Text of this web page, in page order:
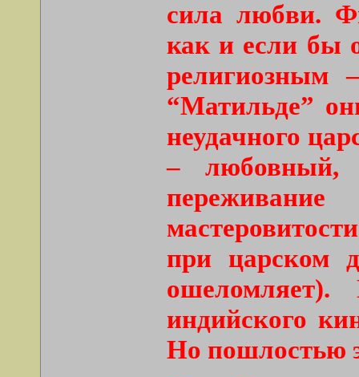
сила любви.
как и если бы
религиозным
“Матильде”
неудачного
– любовный,
при царском
индийского
Но пошлостью